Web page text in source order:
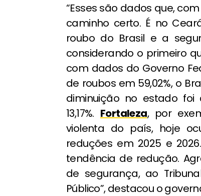
“Esses são dados que,
caminho certo. É no
roubo do Brasil e a
considerando o primeiro
com dados do Governo
de roubos em 59,02%, o
diminuição no estado foi
13,17%. Fortaleza, por
violenta do país, hoje
reduções em 2025 e
tendência de redução.
de segurança, ao
Público”, destacou o